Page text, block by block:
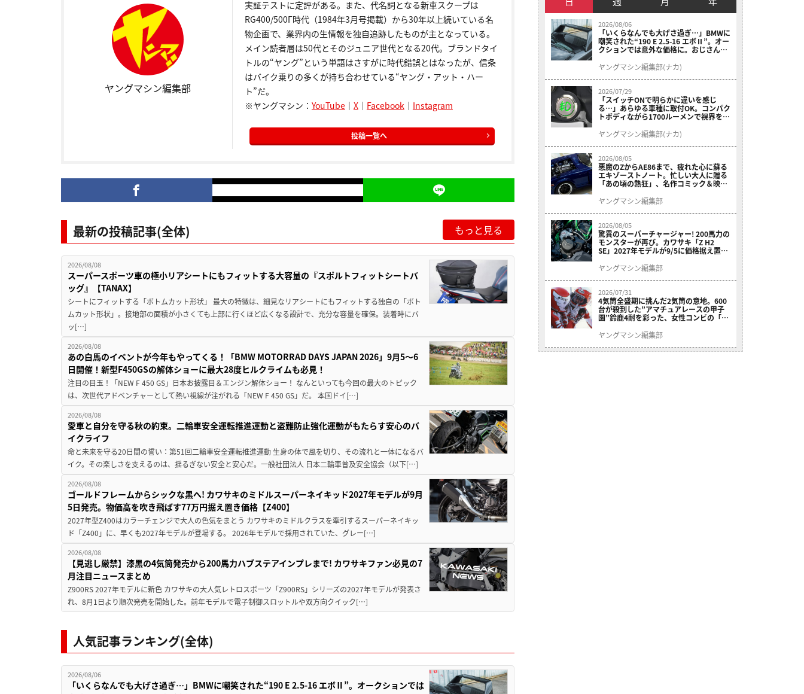
ヤングマシン編集部
実証テストに定評がある。また、代名詞となる新車スクープは
RG400/500Γ時代（1984年3月号掲載）から30年以上続いている名
物企画で、業界内の生情報を独自追跡したものが主となっている。
メイン読者層は50代とそのジュニア世代となる20代。ブランドタイ
トルの“ヤング”という単語はさすがに時代錯誤とはなったが、信条
はバイク乗りの多くが持ち合わせている“ヤング・アット・ハー
ト”だ。
※ヤングマシン： YouTube｜ X｜ Facebook｜ Instagram
投稿一覧へ
最新の投稿記事(全体) もっと見る
2026/08/08
スーパースポーツ車の極小リアシートにもフィットする大容量の『スポルトフィットシートバ
ッグ』【TANAX】
シートにフィットする「ボトムカット形状」 最大の特徴は、細見なリアシートにもフィットする独自の「ボト
ムカット形状」。接地部の面積が小さくても上部に行くほど広くなる設計で、充分な容量を確保。装着時にバ
ッ[…]
2026/08/08
あの白馬のイベントが今年もやってくる！「BMW MOTORRAD DAYS JAPAN 2026」9月5〜6
日開催！新型F450GSの解体ショーに最大28度ヒルクライムも必見！
注目の目玉！「NEW F 450 GS」日本お披露目＆エンジン解体ショー！ なんといっても今回の最大のトピック
は、次世代アドベンチャーとして熱い視線が注がれる「NEW F 450 GS」だ。 本国ドイ[…]
2026/08/08
愛車と自分を守る秋の約束。二輪車安全運転推進運動と盗難防止強化運動がもたらす安心のバ
イクライフ
命と未来を守る20日間の誓い：第51回二輪車安全運転推進運動 生身の体で風を切り、その流れと一体になるバ
イク。その楽しさを支えるのは、揺るぎない安全と安心だ。一般社団法人 日本二輪車普及安全協会（以下[…]
2026/08/08
ゴールドフレームからシックな黒へ! カワサキのミドルスーパーネイキッド2027年モデルが9月
5日発売。物価高を吹き飛ばす77万円据え置き価格【Z400】
2027年型Z400はカラーチェンジで大人の色気をまとう カワサキのミドルクラスを牽引するスーパーネイキッ
ド「Z400」に、早くも2027年モデルが登場する。 2026年モデルで採用されていた、グレー[…]
2026/08/08
【見逃し厳禁】漆黒の4気筒発売から200馬力ハブステアインプレまで! カワサキファン必見の7
月注目ニュースまとめ
Z900RS 2027年モデルに新色 カワサキの大人気レトロスポーツ「Z900RS」シリーズの2027年モデルが発表さ
れ、8月1日より順次発売を開始した。前年モデルで電子制御スロットルや双方向クイック[…]
人気記事ランキング(全体)
2026/08/06
「いくらなんでも大げさ過ぎ…」BMWに嘲笑された“190 E 2.5-16 エボⅡ”。オークションでは
2026/08/06
「いくらなんでも大げさ過ぎ…」BMWに
嘲笑された“190 E 2.5-16 エボⅡ”。オー
クションでは意外な価格に。おじさん達
ヤングマシン編集部(ナカ)
2026/07/29
「スイッチONで明らかに違いを感じ
る…」あらゆる車種に取付OK。コンパク
トボディながら1700ルーメンで視界を確
ニット プレシャスレイ スモール］
ヤングマシン編集部(ナカ)
2026/08/05
悪魔のZからAE86まで、疲れた心に蘇る
エキゾーストノート。忙しい大人に贈る
「あの頃の熱狂」、名作コミック＆映画
結！
ヤングマシン編集部
2026/08/05
驚異のスーパーチャージャー! 200馬力の
モンスターが再び。カワサキ「Z H2
SE」2027年モデルが9/5に価格据え置き
ヤングマシン編集部
2026/07/31
4気筒全盛期に挑んだ2気筒の意地。600
台が殺到した”アマチュアレースの甲子
園”鈴鹿4耐を彩った、女性コンビの「ス
ヤングマシン編集部